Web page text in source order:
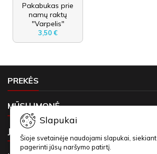
Pakabukas prie
namų raktų
"Varpelis"
3,50 €
PREKĖS
MŪSŲ ĮMONĖ
JŪSŲ PASKYRA
Slapukai
Šioje svetainėje naudojami slapukai, siekiant
pagerinti jūsų naršymo patirtį.